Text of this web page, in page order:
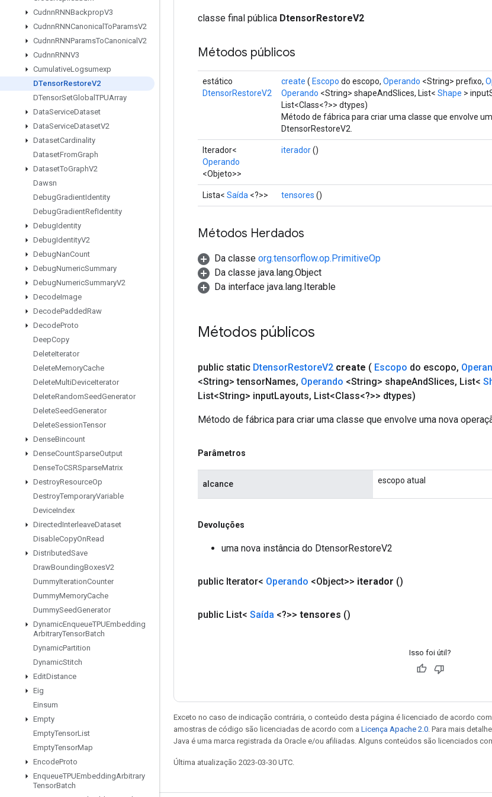
CudnnRNNBackpropV3
CudnnRNNCanonical ToParamsV2
CudnnRNNParamsToCanonical V2
CudnnRNNV3
CumulativeLogsumexp
DTensorRestoreV2
DTensorSetGlobal TPUArray
DataServiceDataset
DataServiceDatasetV2
DatasetCardinality
DatasetFromGraph
DatasetToGraphV2
Dawsn
DebugGradientIdentity
DebugGradientRefIdentity
DebugIdentity
DebugIdentityV2
DebugNanCount
DebugNumericSummary
DebugNumericSummaryV2
DecodeImage
DecodePaddedRaw
DecodeProto
DeepCopy
DeleteIterator
DeleteMemoryCache
DeleteMultiDeviceIterator
DeleteRandomSeedGenerator
DeleteSeedGenerator
DeleteSessionTensor
DenseBincount
DenseCountSparseOutput
DenseToCSRSparseMatrix
DestroyResourceOp
DestroyTemporaryVariable
DeviceIndex
DirectedInterleaveDataset
DisableCopyOnRead
DistributedSave
DrawBoundingBoxesV2
DummyIterationCounter
DummyMemoryCache
DummySeedGenerator
DynamicEnqueueTPUEmbedding
ArbitraryTensorBatch
DynamicPartition
DynamicStitch
EditDistance
Eig
Einsum
Empty
EmptyTensorList
EmptyTensorMap
EncodeProto
EnqueueTPUEmbeddingArbitrary
TensorBatch
classe final pública DtensorRestoreV2
Métodos públicos
estático
DtensorRestoreV2
create ( Escopo do escopo, Operando <String> prefixo,
Operando <String> shapeAndSlices, List< Shape >
List<Class<?>> dtypes)
Método de fábrica para criar uma classe que envolve
DtensorRestoreV2.
Iterador<
Operando
<Objeto>>
iterador()
Lista< Saída <?>> tensores ()
Métodos Herdados
Da classe org.tensorflow.op.PrimitiveOp
Da classe java.lang.Object
Da interface java.lang.Iterable
Métodos públicos
public static DtensorRestoreV2 create ( Escopo do escopo,
<String> tensorNames, Operando <String> shapeAndSlices, List<
List<String> inputLayouts, List<Class<?>> dtypes)
Método de fábrica para criar uma classe que envolve uma nova
Parâmetros
alcance escopo atual
Devoluções
uma nova instância do DtensorRestoreV2
public Iterator< Operando <Object>> iterador ()
public List< Saída <?>> tensores ()
Isso foi útil?
Exceto no caso de indicação contrária, o conteúdo desta página é licenciado de acordo
amostras de código são licenciadas de acordo com a Licença Apache 2.0 . Para mais
Java é uma marca registrada da Oracle e/ou afiliadas. Alguns conteúdos são licenciados
Última atualização 2023-03-30 UTC.